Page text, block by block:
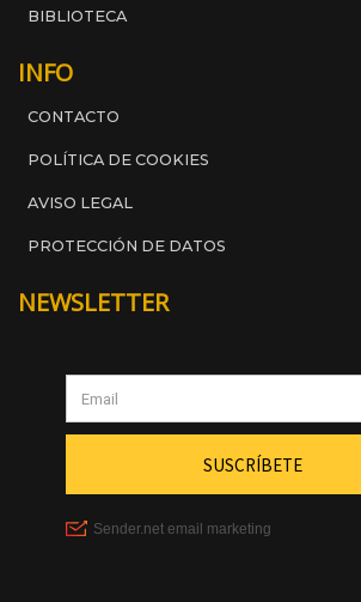
BIBLIOTECA
INFO
CONTACTO
POLÍTICA DE COOKIES
AVISO LEGAL
PROTECCIÓN DE DATOS
NEWSLETTER